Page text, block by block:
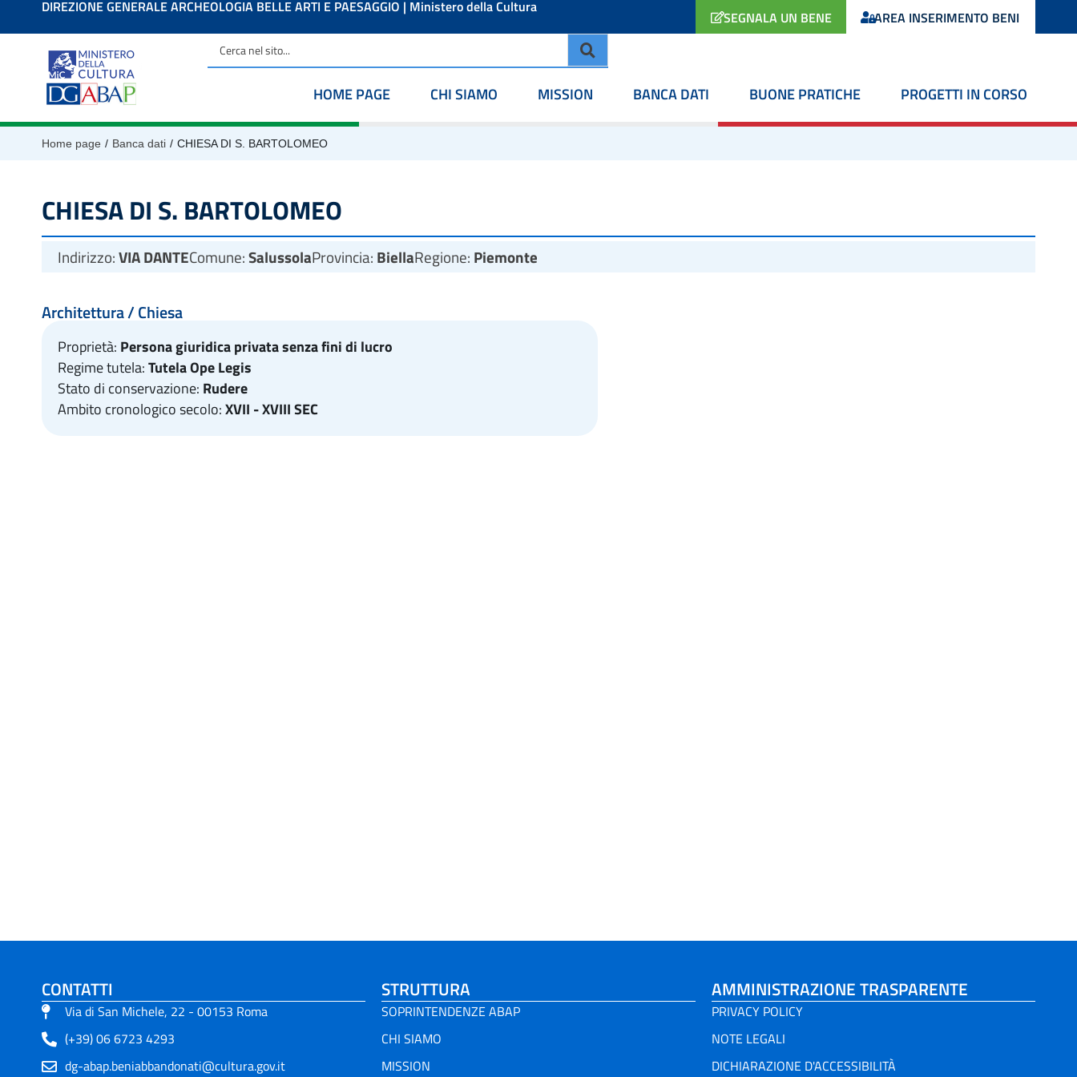
contenutoDIREZIONE GENERALE ARCHEOLOGIA BELLE ARTI E PAESAGGIO | Ministero della Cultura
SEGNALA UN BENE AREA INSERIMENTO BENI
HOME PAGE CHI SIAMO MISSION BANCA DATI BUONE PRATICHE PROGETTI IN CORSO
Home page / Banca dati / CHIESA DI S. BARTOLOMEO
CHIESA DI S. BARTOLOMEO
Indirizzo:VIA DANTEComune:SalussolaProvincia: BiellaRegione: Piemonte
Architettura / Chiesa
Proprietà: Persona giuridica privata senza fini di lucro
Regime tutela:Tutela Ope Legis
Stato di conservazione: Rudere
Ambito cronologico secolo:XVII - XVIII SEC
CONTATTI
Via di San Michele, 22 - 00153 Roma
(+39) 06 6723 4293
dg-abap.beniabbandonati@cultura.gov.it
STRUTTURA
SOPRINTENDENZE ABAP
CHI SIAMO
MISSION
AMMINISTRAZIONE TRASPARENTE
PRIVACY POLICY
NOTE LEGALI
DICHIARAZIONE D'ACCESSIBILITÀ